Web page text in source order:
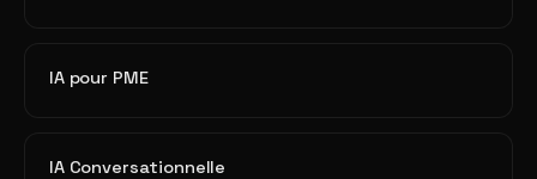
IA pour PME
IA Conversationnelle